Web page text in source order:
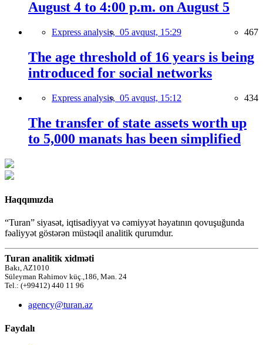
August 4 to 4:00 p.m. on August 5
Express analysis, 05 avqust, 15:29 467
The age threshold of 16 years is being
introduced for social networks
Express analysis, 05 avqust, 15:12 434
The transfer of state assets worth up
to 5,000 manats has been simplified
Haqqımızda
“Turan” siyasət, iqtisadiyyat və cəmiyyət həyatının qovuşuğunda
fəaliyyət göstərən müstəqil analitik qurumdur.
Turan analitik xidməti
Bakı, AZ1010
Süleyman Rəhimov küç.,186, Mən. 24
Tel.: (+99412) 440 11 96
agency@turan.az
Faydalı